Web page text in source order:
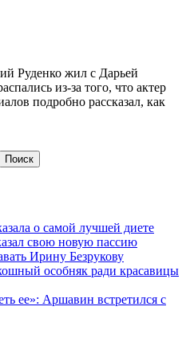
Руденко жил с Дарьей
из-за того, что актер
подробно рассказал, как
Поиск
о самой лучшей диете
свою новую пассию
Ирину Безрукову
особняк ради красавицы
ее»: Аршавин встретился с